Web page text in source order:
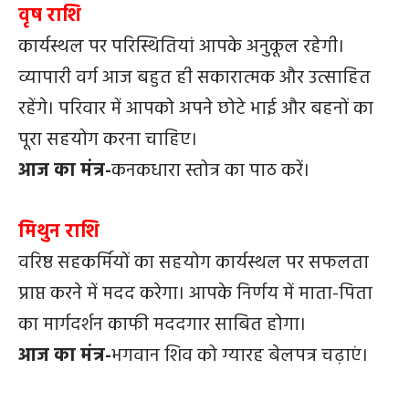
वृष राशि
कार्यस्थल पर परिस्थितियां आपके अनुकूल रहेगी।
व्यापारी वर्ग आज बहुत ही सकारात्मक और उत्साहित
रहेंगे। परिवार में आपको अपने छोटे भाई और बहनों का
पूरा सहयोग करना चाहिए।
आज का मंत्र-कनकधारा स्तोत्र का पाठ करें।
मिथुन राशि
वरिष्ठ सहकर्मियों का सहयोग कार्यस्थल पर सफलता
प्राप्त करने में मदद करेगा। आपके निर्णय में माता-पिता
का मार्गदर्शन काफी मददगार साबित होगा।
आज का मंत्र-भगवान शिव को ग्यारह बेलपत्र चढ़ाएं।